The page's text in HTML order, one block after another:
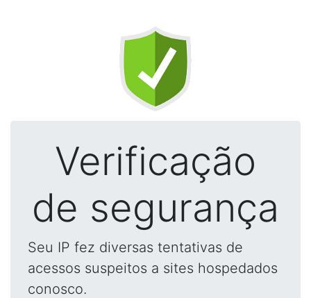
Verificação
de segurança
Seu IP fez diversas tentativas de
acessos suspeitos a sites hospedados
conosco.